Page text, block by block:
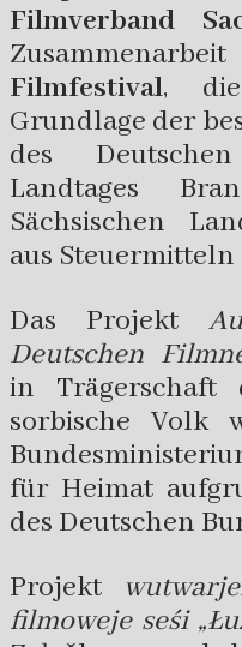
Filmverband
Filmfestival,
Grundlage der
des
Landtages
Sächsischen
aus
Das Projekt
Deutschen
in
sorbische Volk
für Heimat
des Deutschen
Projekt
filmoweje seśi